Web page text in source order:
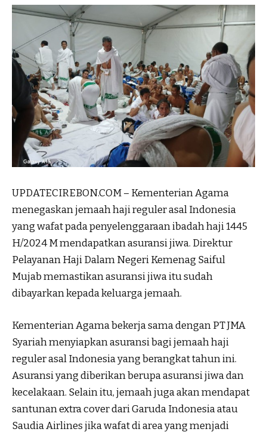
UPDATECIREBON.COM – Kementerian Agama
menegaskan jemaah haji reguler asal Indonesia
yang wafat pada penyelenggaraan ibadah haji 1445
H/2024 M mendapatkan asuransi jiwa. Direktur
Pelayanan Haji Dalam Negeri Kemenag Saiful
Mujab memastikan asuransi jiwa itu sudah
dibayarkan kepada keluarga jemaah.
Kementerian Agama bekerja sama dengan PT JMA
Syariah menyiapkan asuransi bagi jemaah haji
reguler asal Indonesia yang berangkat tahun ini.
Asuransi yang diberikan berupa asuransi jiwa dan
kecelakaan. Selain itu, jemaah juga akan mendapat
santunan extra cover dari Garuda Indonesia atau
Saudia Airlines jika wafat di area yang menjadi